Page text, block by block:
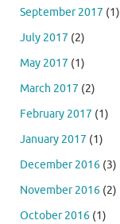
September 2017 (1)
July 2017 (2)
May 2017 (1)
March 2017 (2)
February 2017 (1)
January 2017 (1)
December 2016 (3)
November 2016 (2)
October 2016 (1)